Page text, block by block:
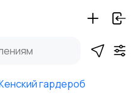
гардероб